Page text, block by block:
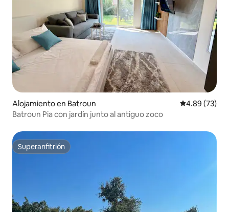
Alojamiento en Batroun Calificación
4.89 (73)
Batroun Pia con jardín junto al antiguo zoco
Superanfitrión
Superanfitrión